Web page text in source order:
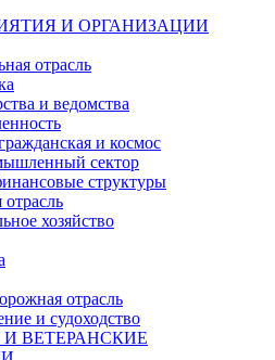
И ОРГАНИЗАЦИИ
отрасль
и ведомства
и космос
сектор
структуры
хозяйство
отрасль
и судоходство
ВЕТЕРАНСКИЕ